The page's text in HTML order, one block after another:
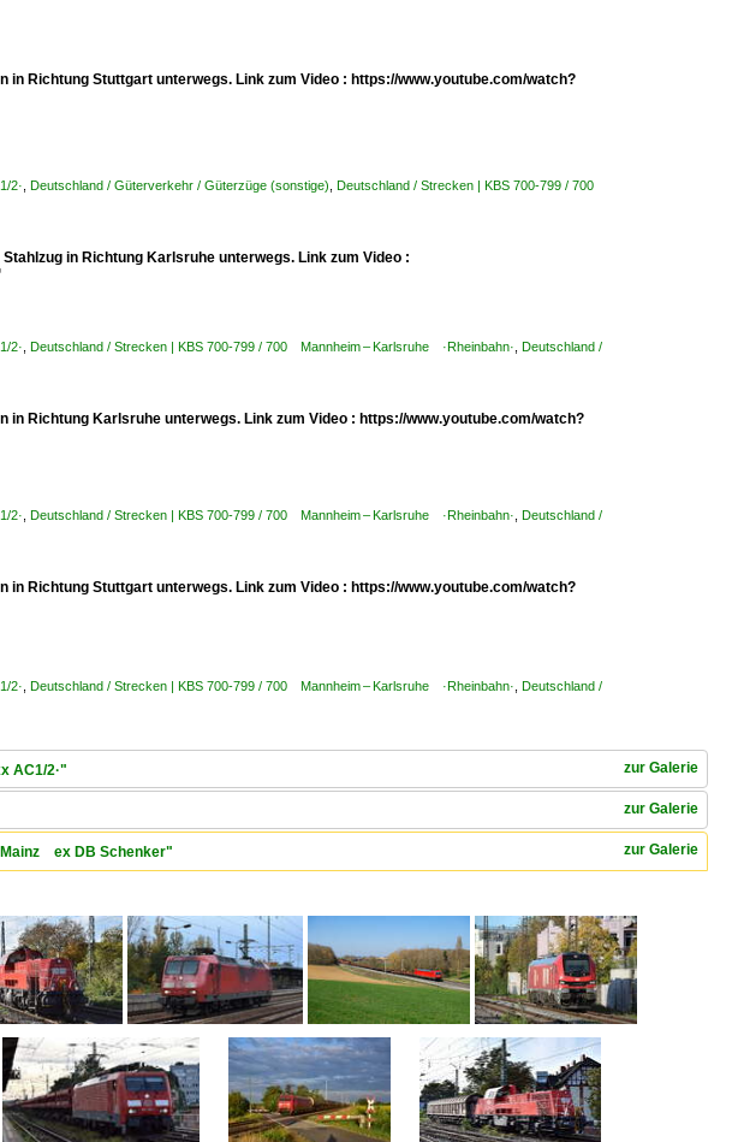
in Richtung Stuttgart unterwegs. Link zum Video : https://www.youtube.com/watch?
2· Deutschland / Güterverkehr / Güterzüge (sonstige) Deutschland / Strecken | KBS 700-799 / 700
in Richtung Karlsruhe unterwegs. Link zum Video :
2· Deutschland / Strecken | KBS 700-799 / 700 Mannheim – Karlsruhe ·Rheinbahn· Deutschland /
in Richtung Karlsruhe unterwegs. Link zum Video : https://www.youtube.com/watch?
2· Deutschland / Strecken | KBS 700-799 / 700 Mannheim – Karlsruhe ·Rheinbahn· Deutschland /
in Richtung Stuttgart unterwegs. Link zum Video : https://www.youtube.com/watch?
2· Deutschland / Strecken | KBS 700-799 / 700 Mannheim – Karlsruhe ·Rheinbahn· Deutschland /
zur Galerie
AC1/2·"
zur Galerie
zur Galerie
Mainz ex DB Schenker"